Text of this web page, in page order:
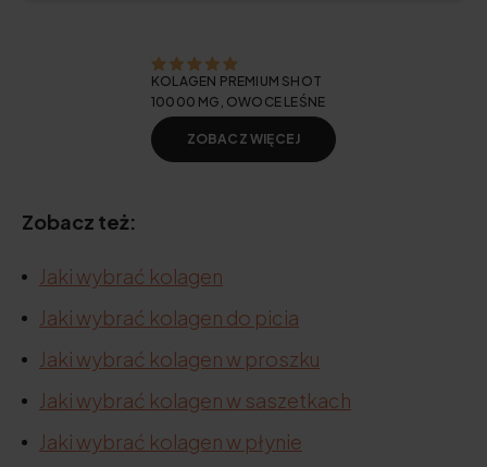
KOLAGEN PREMIUM SHOT
10000 MG, OWOCE LEŚNE
ZOBACZ WIĘCEJ
Zobacz też:
Jaki wybrać kolagen
Jaki wybrać kolagen do picia
Jaki wybrać kolagen w proszku
Jaki wybrać kolagen w saszetkach
Jaki wybrać kolagen w płynie